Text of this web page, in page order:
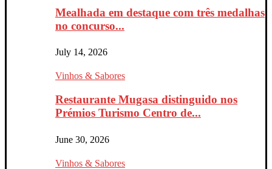
Mealhada em destaque com três medalhas
no concurso...
July 14, 2026
Vinhos & Sabores
Restaurante Mugasa distinguido nos
Prémios Turismo Centro de...
June 30, 2026
Vinhos & Sabores